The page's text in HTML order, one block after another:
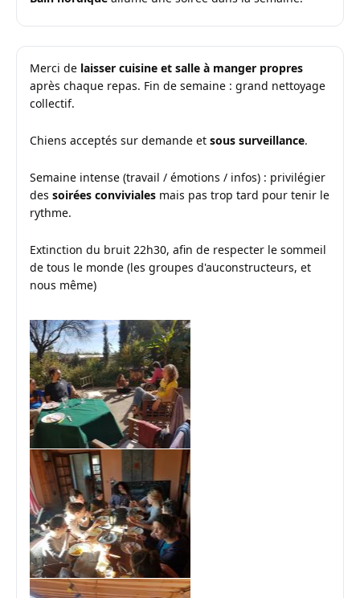
Merci de laisser cuisine et salle à manger propres
après chaque repas. Fin de semaine : grand nettoyage
collectif.
Chiens acceptés sur demande et sous surveillance.
Semaine intense (travail / émotions / infos) : privilégier
des soirées conviviales mais pas trop tard pour tenir le
rythme.
Extinction du bruit 22h30, afin de respecter le sommeil
de tous le monde (les groupes d'auconstructeurs, et
nous même)